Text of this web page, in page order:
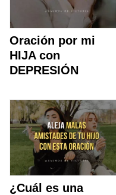
Oración por mi
HIJA con
DEPRESIÓN
¿Cuál es una